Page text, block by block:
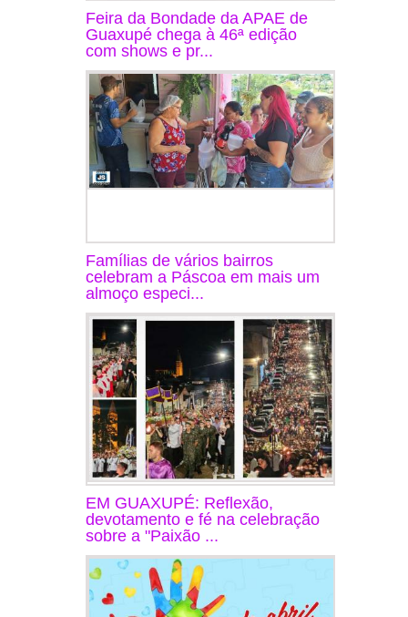
Feira da Bondade da APAE de
Guaxupé chega à 46ª edição
com shows e pr...
Famílias de vários bairros
celebram a Páscoa em mais um
almoço especi...
EM GUAXUPÉ: Reflexão,
devotamento e fé na celebração
sobre a "Paixão ...